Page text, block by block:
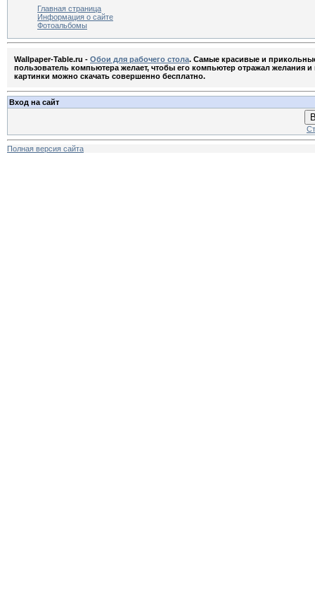
Главная страница
Информация о сайте
Фотоальбомы
Wallpaper-Table.ru - Обои для рабочего стола. Самые красивые и
пользователь компьютера желает, чтобы его компьютер отражал желания
картинки можно скачать совершенно бесплатно.
Вход на сайт
Полная версия сайта